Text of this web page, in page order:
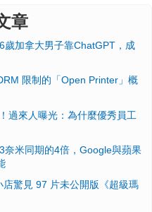
章
歲加拿大男子靠ChatGPT，成
限制的「Open Printer」概
過來人曝光：為什麼優秀員工
奈米同期的4倍，Google與蘋果
驚見 97 片未公開版《超級瑪